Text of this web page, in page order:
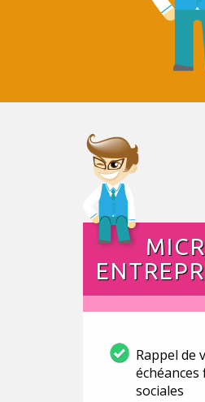
Rappel de
échéances
sociales